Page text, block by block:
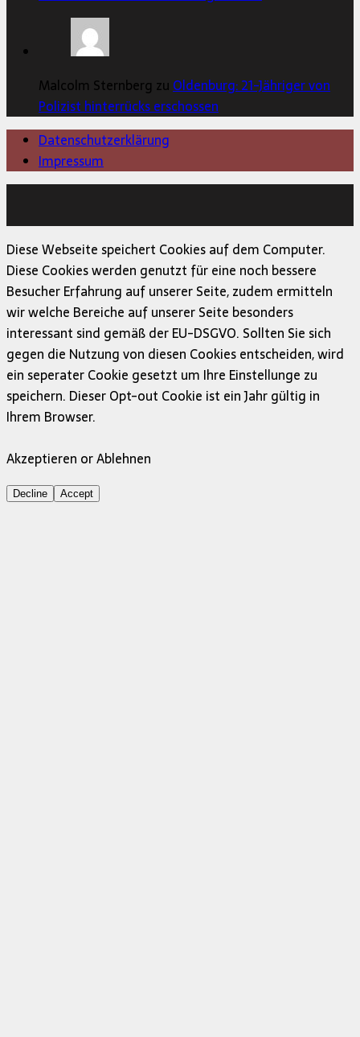
Malcolm Sternberg zu Oldenburg: 21-Jähriger von
Polizist hinterrücks erschossen
Datenschutzerklärung
Impressum
Diese Webseite speichert Cookies auf dem Computer.
Diese Cookies werden genutzt für eine noch bessere
Besucher Erfahrung auf unserer Seite, zudem ermitteln
wir welche Bereiche auf unserer Seite besonders
interessant sind gemäß der EU-DSGVO. Sollten Sie sich
gegen die Nutzung von diesen Cookies entscheiden, wird
ein seperater Cookie gesetzt um Ihre Einstellunge zu
speichern. Dieser Opt-out Cookie ist ein Jahr gültig in
Ihrem Browser.
Akzeptieren or Ablehnen
Decline Accept